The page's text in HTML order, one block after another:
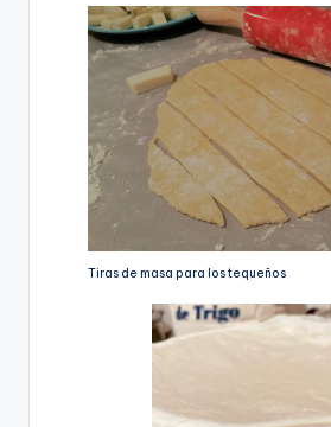
Tiras de masa para los tequeños